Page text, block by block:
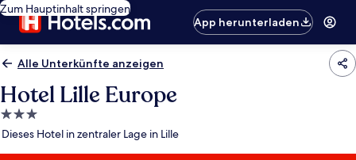
Zum Hauptinhalt springen
App herunterladen
Alle Unterkünfte anzeigen
Hotel Lille Europe
3.0-
Sterne-
Dieses Hotel in zentraler Lage in Lille